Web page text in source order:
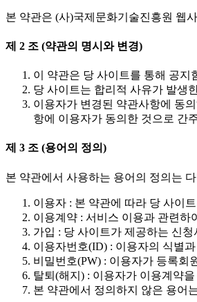
본 약관은 (사)국제문화기술진흥원 웹
제 2 조 (약관의 명시와 변경)
이 약관은 당 사이트를 통해 공지
당 사이트는 합리적 사유가 발생
이용자가 변경된 약관사항에 동
항에 이용자가 동의한 것으로 간
제 3 조 (용어의 정의)
본 약관에서 사용하는 용어의 정의는
이용자 : 본 약관에 따라 당 사이
이용계약 : 서비스 이용과 관련하
가입 : 당 사이트가 제공하는 신
이용자번호(ID) : 이용자의 식별
비밀번호(PW) : 이용자가 등록회
탈퇴(해지) : 이용자가 이용계약
본 약관에서 정의하지 않은 용어